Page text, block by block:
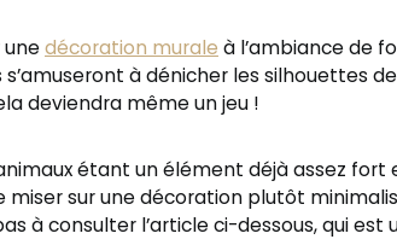
unedécoration murale à l’ambiance de
s’amuseront à dénicher les silhouettes
deviendra même un jeu !
étant un élément déjà assez fort
sur une décoration plutôt
à consulter l’article ci-dessous, qui est